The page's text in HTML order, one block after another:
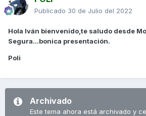
Publicado 30 de Julio del 2022
Hola Iván bienvenido,te saludo desde
Segura...bonica presentación.
Poli
Archivado
Este tema ahora está archivado y